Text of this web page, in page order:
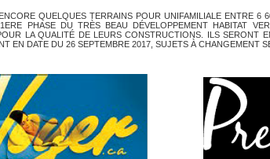
QUELQUES TERRAINS POUR UNIFAMILIALE ENTRE
PHASE DU TRÈS BEAU DÉVELOPPEMENT HABITAT
LA QUALITÉ DE LEURS CONSTRUCTIONS. ILS
EN DATE DU 26 SEPTEMBRE 2017, SUJETS À CHANGEMENT